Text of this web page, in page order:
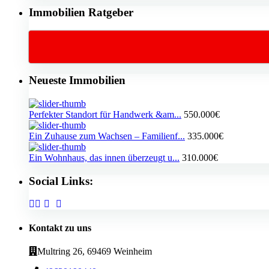
Immobilien Ratgeber
Neueste Immobilien
Perfekter Standort für Handwerk &am... 550.000€
Ein Zuhause zum Wachsen – Familienf... 335.000€
Ein Wohnhaus, das innen überzeugt u... 310.000€
Social Links:
Kontakt zu uns
Multring 26, 69469 Weinheim